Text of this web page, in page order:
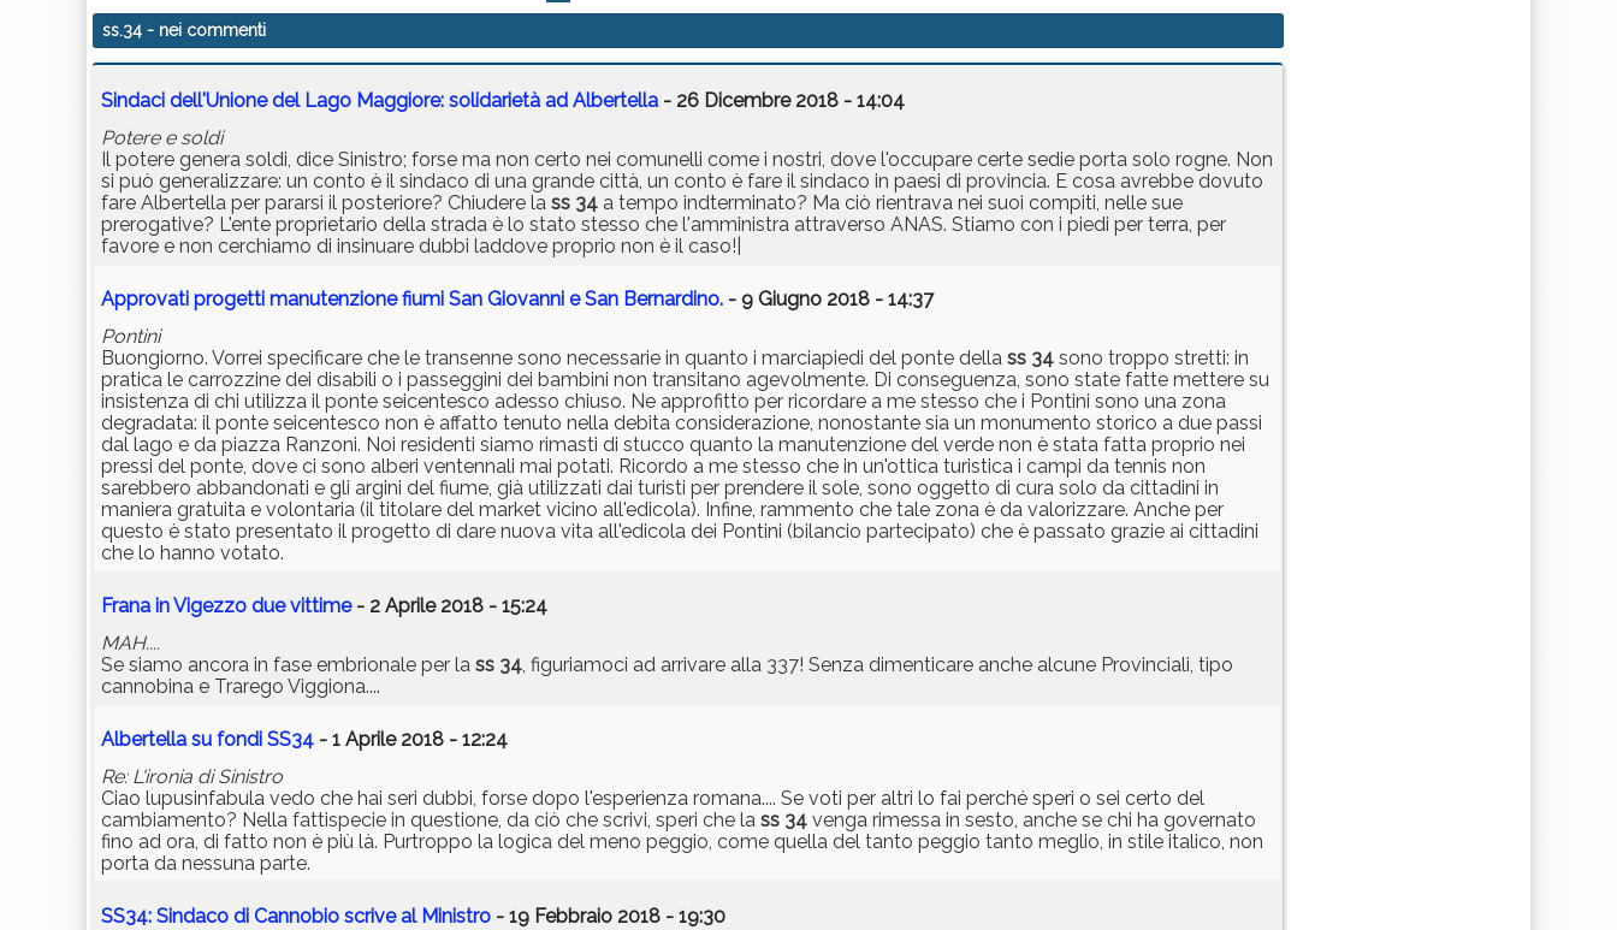
ss.34 - nei commenti
Sindaci dell'Unione del Lago Maggiore: solidarietà ad Albertella - 26 Dicembre 2018 - 14:04
Potere e soldi
Il potere genera soldi, dice Sinistro; forse ma non certo nei comunelli come i nostri, dove l'occupare certe sedie porta solo rogne. Non
si può generalizzare: un conto è il sindaco di una grande città, un conto è fare il sindaco in paesi di provincia. E cosa avrebbe dovuto
fare Albertella per pararsi il posteriore? Chiudere la ss 34 a tempo indterminato? Ma ciò rientrava nei suoi compiti, nelle sue
prerogative? L'ente proprietario della strada è lo stato stesso che l'amministra attraverso ANAS. Stiamo con i piedi per terra, per
favore e non cerchiamo di insinuare dubbi laddove proprio non è il caso!|
Approvati progetti manutenzione fiumi San Giovanni e San Bernardino. - 9 Giugno 2018 - 14:37
Pontini
Buongiorno. Vorrei specificare che le transenne sono necessarie in quanto i marciapiedi del ponte della ss 34 sono troppo stretti: in
pratica le carrozzine dei disabili o i passeggini dei bambini non transitano agevolmente. Di conseguenza, sono state fatte mettere su
insistenza di chi utilizza il ponte seicentesco adesso chiuso. Ne approfitto per ricordare a me stesso che i Pontini sono una zona
degradata: il ponte seicentesco non è affatto tenuto nella debita considerazione, nonostante sia un monumento storico a due passi
dal lago e da piazza Ranzoni. Noi residenti siamo rimasti di stucco quanto la manutenzione del verde non è stata fatta proprio nei
pressi del ponte, dove ci sono alberi ventennali mai potati. Ricordo a me stesso che in un'ottica turistica i campi da tennis non
sarebbero abbandonati e gli argini del fiume, già utilizzati dai turisti per prendere il sole, sono oggetto di cura solo da cittadini in
maniera gratuita e volontaria (il titolare del market vicino all'edicola). Infine, rammento che tale zona è da valorizzare. Anche per
questo è stato presentato il progetto di dare nuova vita all'edicola dei Pontini (bilancio partecipato) che è passato grazie ai cittadini
che lo hanno votato.
Frana in Vigezzo due vittime- 2 Aprile 2018 - 15:24
MAH....
Se siamo ancora in fase embrionale per la ss 34, figuriamoci ad arrivare alla 337! Senza dimenticare anche alcune Provinciali, tipo
cannobina e Trarego Viggiona....
Albertella su fondi SS34 - 1 Aprile 2018 - 12:24
Re: L'ironia di Sinistro
Ciao lupusinfabula vedo che hai seri dubbi, forse dopo l'esperienza romana.... Se voti per altri lo fai perché speri o sei certo del
cambiamento? Nella fattispecie in questione, da ciò che scrivi, speri che la ss 34 venga rimessa in sesto, anche se chi ha governato
fino ad ora, di fatto non è più là. Purtroppo la logica del meno peggio, come quella del tanto peggio tanto meglio, in stile italico, non
porta da nessuna parte.
SS34: Sindaco di Cannobio scrive al Ministro - 19 Febbraio 2018 - 19:30